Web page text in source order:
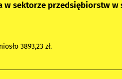
w sektorze przedsiębiorstw w
3893,23 zł.